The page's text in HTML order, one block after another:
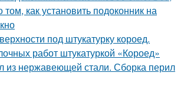
том, как установить подоконник на
под штукатурку короед.
работ штукатуркой «Короед»
из нержавеющей стали. Сборка перил